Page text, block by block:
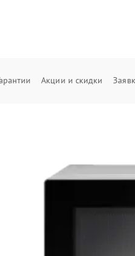
Акции и скидки